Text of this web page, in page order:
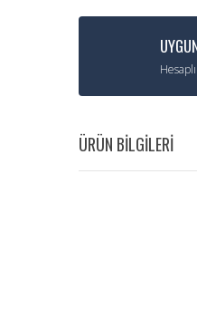
ÜRÜN BİLGİLERİ